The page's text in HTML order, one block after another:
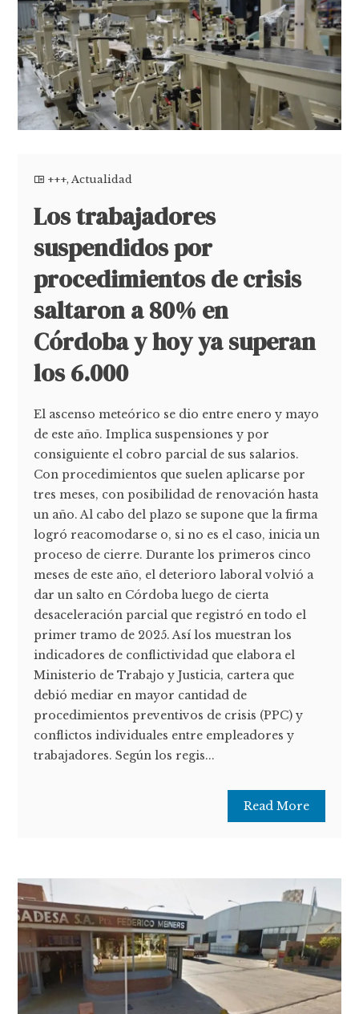
+++,Actualidad
Los trabajadores
suspendidos por
procedimientos de crisis
saltaron a 80% en
Córdoba y hoy ya superan
los 6.000
El ascenso meteórico se dio entre enero y mayo
de este año. Implica suspensiones y por
consiguiente el cobro parcial de sus salarios.
Con procedimientos que suelen aplicarse por
tres meses, con posibilidad de renovación hasta
un año. Al cabo del plazo se supone que la firma
logró reacomodarse o, si no es el caso, inicia un
proceso de cierre. Durante los primeros cinco
meses de este año, el deterioro laboral volvió a
dar un salto en Córdoba luego de cierta
desaceleración parcial que registró en todo el
primer tramo de 2025. Así los muestran los
indicadores de conflictividad que elabora el
Ministerio de Trabajo y Justicia, cartera que
debió mediar en mayor cantidad de
procedimientos preventivos de crisis (PPC) y
conflictos individuales entre empleadores y
trabajadores. Según los regis...
Read More